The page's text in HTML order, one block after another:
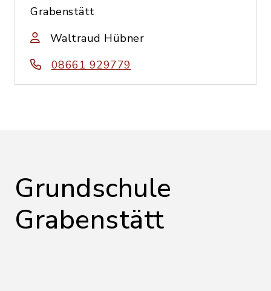
Grabenstätt
Waltraud Hübner
08661 929779
Grundschule
Grabenstätt